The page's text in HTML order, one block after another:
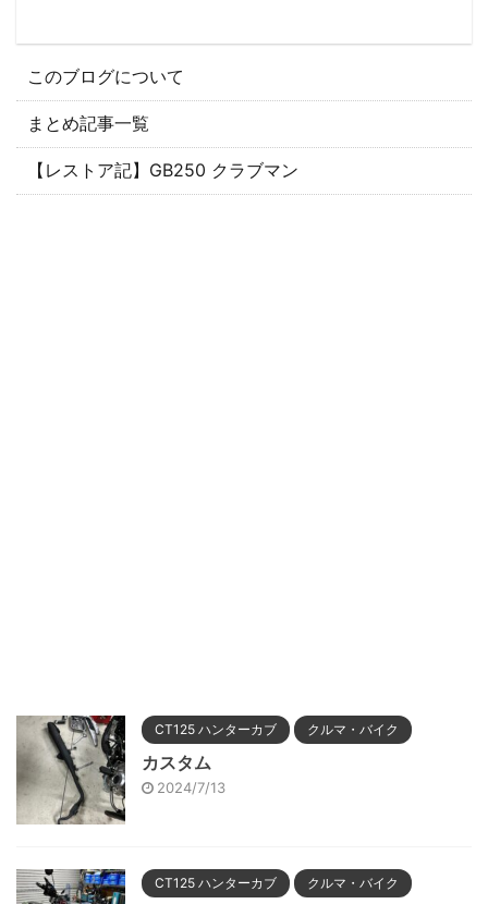
このブログについて
まとめ記事一覧
【レストア記】GB250 クラブマン
CT125 ハンターカブ クルマ・バイク
カスタム
2024/7/13
CT125 ハンターカブ クルマ・バイク